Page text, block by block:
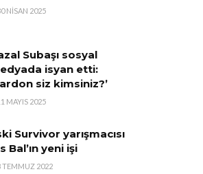
NISAN 2025
Subaşı sosyal
isyan etti:
siz kimsiniz?’
MAYIS 2025
Survivor yarışmacısı
Bal’ın yeni işi
TEMMUZ 2022